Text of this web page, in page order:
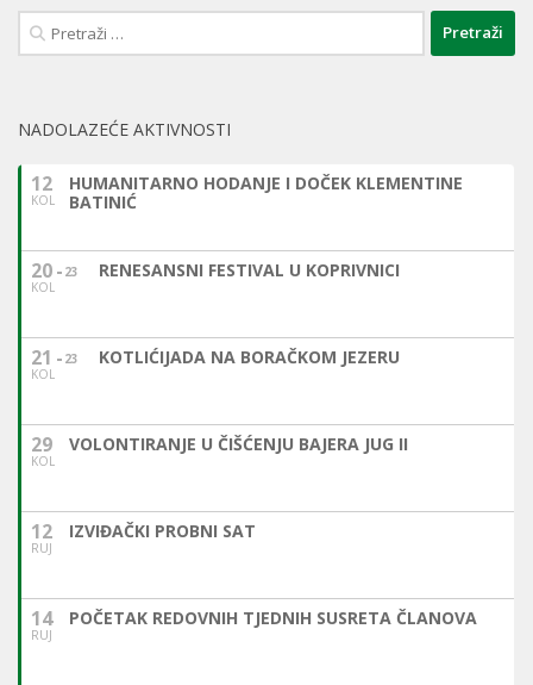
Pretraži:
NADOLAZEĆE AKTIVNOSTI
12
KOL
HUMANITARNO HODANJE I DOČEK KLEMENTINE
BATINIĆ
20
KOL
23 RENESANSNI FESTIVAL U KOPRIVNICI
21
KOL
23 KOTLIĆIJADA NA BORAČKOM JEZERU
29
KOL
VOLONTIRANJE U ČIŠĆENJU BAJERA JUG II
12
RUJ
IZVIĐAČKI PROBNI SAT
14
RUJ
POČETAK REDOVNIH TJEDNIH SUSRETA ČLANOVA